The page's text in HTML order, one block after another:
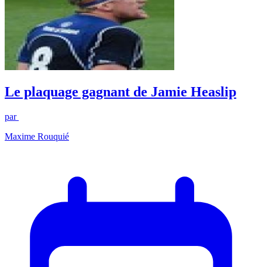
Le plaquage gagnant de Jamie Heaslip
par
Maxime Rouquié